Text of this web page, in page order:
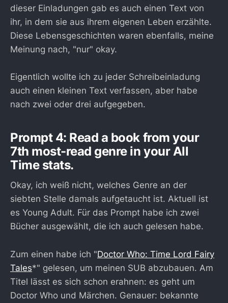
dieser Einladungen gab es auch einen Text von
ihr, in dem sie aus ihrem eigenen Leben erzählte.
Diese Lebensgeschichten waren ebenfalls, meine
Meinung nach, "nur" okay.
Eigentlich wollte ich zu jeder Schreibeinladung
auch einen kleinen Text verfassen, aber habe
nach zwei oder drei aufgegeben.
Prompt 4: Read a book from your
7th most-read genre in your All
Time stats.
Okay, ich weiß nicht, welches Genre an der
siebten Stelle damals aufgetaucht ist. Aktuell ist
es Young Adult. Für das Prompt habe ich zwei
Bücher ausgewählt, die ich auch gelesen habe.
Zum einen habe ich "Doctor Who: Time Lord Fairy
Tales*" gelesen, um meinen SUB abzubauen. Am
Titel lässt es sich schon erahnen: es geht um
Doctor Who und Märchen. Genauer: bekannte